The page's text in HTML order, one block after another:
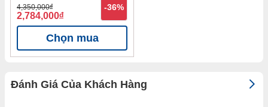
4,350,000đ
2,784,000đ
-36%
Chọn mua
Đánh Giá Của Khách Hàng